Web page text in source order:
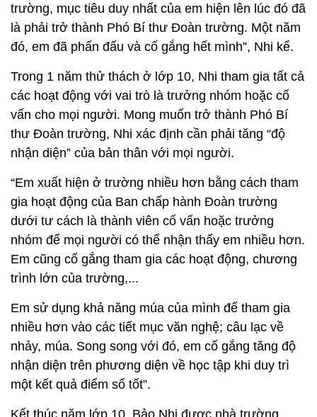
trường, mục tiêu duy nhất của em hiện lên lúc đó đã
là phải trở thành Phó Bí thư Đoàn trường. Một năm
đó, em đã phấn đấu và cố gắng hết mình”, Nhi kể.
Trong 1 năm thử thách ở lớp 10, Nhi tham gia tất cả
các hoạt động với vai trò là trưởng nhóm hoặc cố
vấn cho mọi người. Mong muốn trở thành Phó Bí
thư Đoàn trường, Nhi xác định cần phải tăng “độ
nhận diện” của bản thân với mọi người.
“Em xuất hiện ở trường nhiều hơn bằng cách tham
gia hoạt động của Ban chấp hành Đoàn trường
dưới tư cách là thành viên cố vấn hoặc trưởng
nhóm để mọi người có thể nhận thấy em nhiều hơn.
Em cũng cố gắng tham gia các hoạt động, chương
trình lớn của trường,...
Em sử dụng khả năng múa của mình để tham gia
nhiều hơn vào các tiết mục văn nghệ; câu lạc về
nhảy, múa. Song song với đó, em cố gắng tăng độ
nhận diện trên phương diện về học tập khi duy trì
một kết quả điểm số tốt”.
Kết thúc năm lớp 10, Bảo Nhi được nhà trường